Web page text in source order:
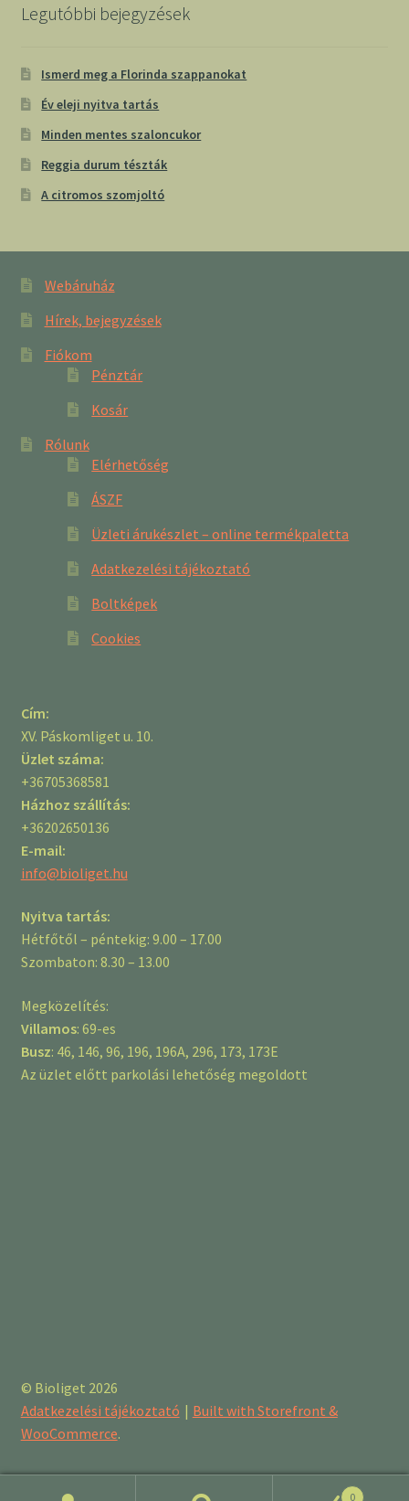
Legutóbbi bejegyzések
Ismerd meg a Florinda szappanokat
Év eleji nyitva tartás
Minden mentes szaloncukor
Reggia durum tészták
A citromos szomjoltó
Webáruház
Hírek, bejegyzések
Fiókom
Pénztár
Kosár
Rólunk
Elérhetőség
ÁSZF
Üzleti árukészlet – online termékpaletta
Adatkezelési tájékoztató
Boltképek
Cookies
Cím:
XV. Páskomliget u. 10.
Üzlet száma:
+36705368581
Házhoz szállítás:
+36202650136
E-mail:
info@bioliget.hu
Nyitva tartás:
Hétfőtől – péntekig: 9.00 – 17.00
Szombaton: 8.30 – 13.00
Megközelítés:
Villamos: 69-es
Busz: 46, 146, 96, 196, 196A, 296, 173, 173E
Az üzlet előtt parkolási lehetőség megoldott
© Bioliget 2026
Adatkezelési tájékoztató
Built with Storefront &
WooCommerce.
0